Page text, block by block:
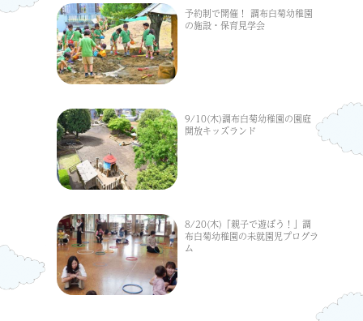
予約制で開催！ 調布白菊幼稚園
の施設・保育見学会
9/10(木)調布白菊幼稚園の園庭
開放キッズランド
8/20(木)「親子で遊ぼう！」調
布白菊幼稚園の未就園児プログラ
ム